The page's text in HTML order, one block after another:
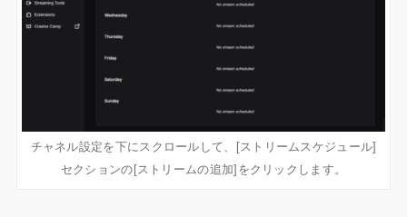
チャネル設定を下にスクロールして、[ストリームスケジュール]
セクションの[ストリームの追加]をクリックします。